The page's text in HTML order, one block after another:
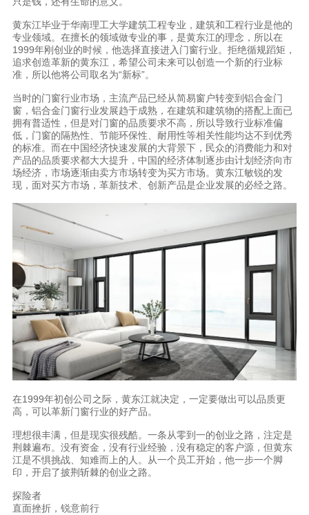
黄东江毕业于华南理工大学建筑工程专业，建筑和工程行业是他的
专业领域。在擅长的领域做专业的事，是黄东江的理念，所以在
1999年刚创业的时候，他选择直接进入门窗行业。拒绝循规蹈矩，
追求创造革新的黄东江，希望公司未来可以创造一个新的行业标
准，所以他将公司取名为“新标”。
当时的门窗行业市场，主流产品已经从简易窗户转变到铝合金门
窗，铝合金门窗行业发展趋于成熟，在建筑和建筑物的搭配上面已
拥有普适性，但是对门窗的品质要求不高，所以导致行业标准偏
低，门窗的隔热性、节能环保性、耐用性等相关性能均达不到优秀
的标准。而在中国经济快速发展的大背景下，民众的消费能力和对
产品的品质要求都大大提升，中国的经济体制逐步由计划经济向市
场经济，市场逐渐由卖方市场转变为买方市场。黄东江敏锐的发
现，面对买方市场，革新技术、创新产品是企业发展的必经之路。
在1999年初创公司之际，黄东江就决定，一定要做出可以品质更
高，可以革新门窗行业的好产品。
理想很丰满，但是现实很残酷。一条从零到一的创业之路，注定是
荆棘遍布。没有资金，没有行业经验，没有稳定的客户源，但黄东
江是不惧挑战、知难而上的人。从一个员工开始，他一步一个脚
印，开启了披荆斩棘的创业之路。
探险者
直面挫折，锐意前行